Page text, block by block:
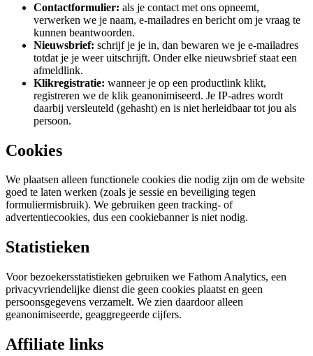
Contactformulier: als je contact met ons opneemt,
verwerken we je naam, e-mailadres en bericht om je vraag te
kunnen beantwoorden.
Nieuwsbrief: schrijf je je in, dan bewaren we je e-mailadres
totdat je je weer uitschrijft. Onder elke nieuwsbrief staat een
afmeldlink.
Klikregistratie: wanneer je op een productlink klikt,
registreren we de klik geanonimiseerd. Je IP-adres wordt
daarbij versleuteld (gehasht) en is niet herleidbaar tot jou als
persoon.
Cookies
We plaatsen alleen functionele cookies die nodig zijn om de website
goed te laten werken (zoals je sessie en beveiliging tegen
formuliermisbruik). We gebruiken geen tracking- of
advertentiecookies, dus een cookiebanner is niet nodig.
Statistieken
Voor bezoekersstatistieken gebruiken we Fathom Analytics, een
privacyvriendelijke dienst die geen cookies plaatst en geen
persoonsgegevens verzamelt. We zien daardoor alleen
geanonimiseerde, geaggregeerde cijfers.
Affiliate links